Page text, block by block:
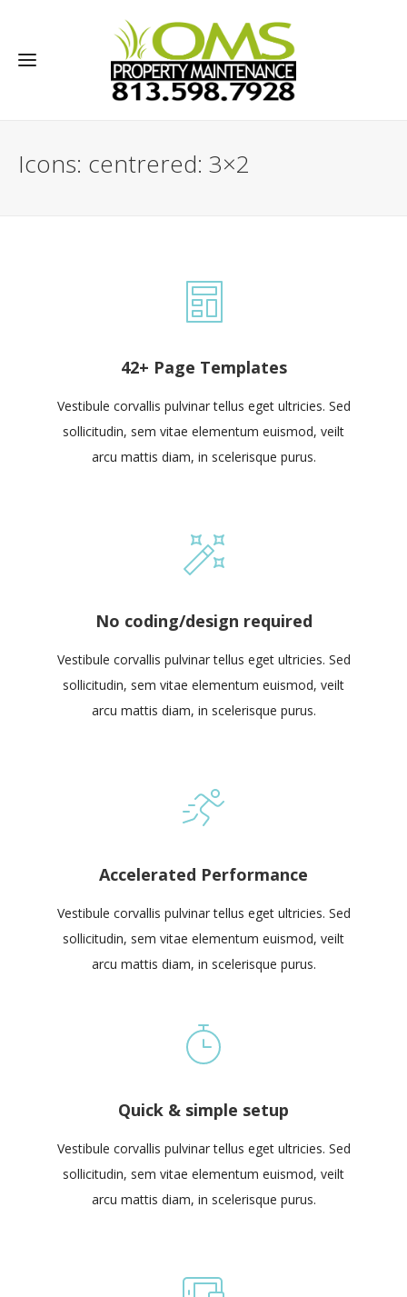
Icons: centrered: 3×2
42+ Page Templates
Vestibule corvallis pulvinar tellus eget ultricies. Sed
sollicitudin, sem vitae elementum euismod, veilt
arcu mattis diam, in scelerisque purus.
No coding/design required
Vestibule corvallis pulvinar tellus eget ultricies. Sed
sollicitudin, sem vitae elementum euismod, veilt
arcu mattis diam, in scelerisque purus.
Accelerated Performance
Vestibule corvallis pulvinar tellus eget ultricies. Sed
sollicitudin, sem vitae elementum euismod, veilt
arcu mattis diam, in scelerisque purus.
Quick & simple setup
Vestibule corvallis pulvinar tellus eget ultricies. Sed
sollicitudin, sem vitae elementum euismod, veilt
arcu mattis diam, in scelerisque purus.